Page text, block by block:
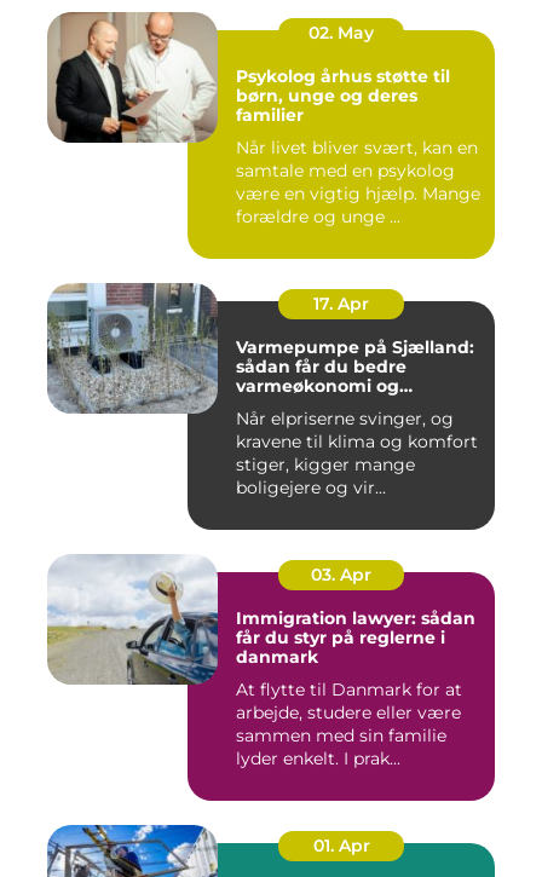
02. May
Psykolog århus støtte til
børn, unge og deres
familier
Når livet bliver svært, kan en
samtale med en psykolog
være en vigtig hjælp. Mange
forældre og unge ...
17. Apr
Varmepumpe på Sjælland:
sådan får du bedre
varmeøkonomi og
Når elpriserne svinger, og
kravene til klima og komfort
stiger, kigger mange
boligejere og vir...
03. Apr
Immigration lawyer: sådan
får du styr på reglerne i
danmark
At flytte til Danmark for at
arbejde, studere eller være
sammen med sin familie
lyder enkelt. I prak...
01. Apr